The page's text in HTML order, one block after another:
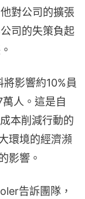
對公司的擴張
司的失策負起
影響約10%員
人。這是自
本削減行動的
環境的經濟瀕
影響。
告訴團隊，